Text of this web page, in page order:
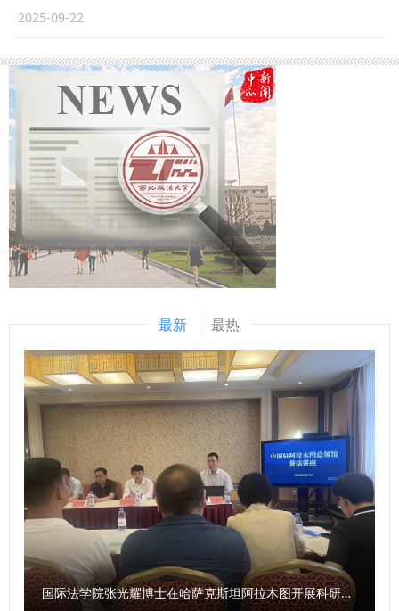
学生代表作获奖发言时表示在志愿服务中锤炼了能力、收获了
成长，未来将继续秉持奉献精神，以热忱助力传递书香。
（供稿：图书馆 撰稿：李亚兰 审核：张宏斌）
神，学习了中共中央政治局会议精神、中央党的建设工作领导
小组会议精神等。 学院副院长薛亮、党委委员郑艳馨、党支
部书记孙栋围绕“弘扬教育家精神 巩固学习教育成果 促进学院
工作发展”进行了交流发言。 学院党委副书记李恒代表学院党
委系统总结了学院深入贯彻中央八项规定精神学习教育开展情
况。学院党委坚持学查改一体推进，在解决实际问题、改进作
风、制度建设等方面取得实效，党员干部普遍经受了一次深刻
的政治历练、思想淬炼、党性锻炼、作风锤炼，推动促进了学
院工作迈上新台阶。 李建梅在总结中强调，要持续强化作风
教育，加强理论武装，筑牢思想堤坝，自觉养成严格遵守中央
八项规定及其实施细则精神的好习惯。要建立长效机制，将此
次的学习成果转化为工作动力、治理效能，为学院的高质量发
展提供坚实保障。 （供稿：经济法学院（知识产权学院） 撰
稿：李小斐 审核：李建梅）
子成员、院长助理、教研室主任、党支部书记参加会议。会议
由学院党委书记李政敏主持。 会议集体学习了习近平总书记
关于加快构建中国特色哲学社会科学、总体国家安全观的重要
论述，学习国家安全学新增博士硕士学位授权点审核申请基本
条件。 会议要求，学院上下要进一步统一思想、凝聚共识，
深刻认识学科建设对学院发展的引领作用，依托学院现有学科
基础和研究平台，对标国家安全学学科建设目标，优化师资力
量，整合成果资源，凝练特色方向，科学制定长远战略，制定
切实可行的建设方案和提升措施，配合学校全力完成国家安全
学学科授权申报工作和建设工作。 会议强调，各教研室要提
高政治站位，立足学院发展现实需求，切实增强国家安全学学
科建设的紧迫感、危机感、使命感，以成立新教研室为契机，
以教研室主任为牵头人，加强组织领导，强化责任落实，不断
汇聚学科建设资源，推动学院学科建设工作不断迈上新台阶。
会议通过了《国家安全学院党委关于推进国家安全学学科建设
的意见》。 （供稿：国家安全学院（反恐怖主义法学院） 撰
稿：王卓 审核：李政敏）
2025-09-22
最新 最热
国际法学院张光耀博士在哈萨克斯坦阿拉木图开展科研与社会服务活动